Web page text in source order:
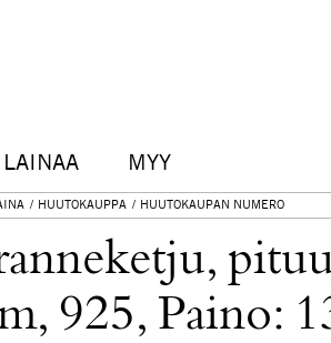
LAINAA MYY
HUUTOKAUPPA HUUTOKAUPAN NUMERO
925, Paino: